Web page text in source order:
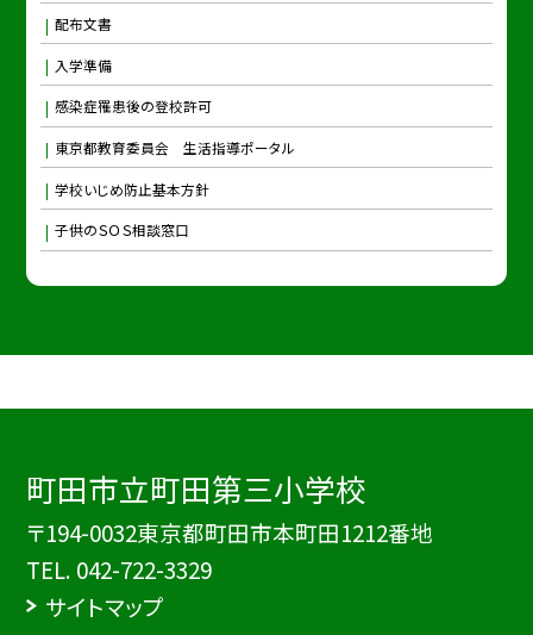
配布文書
入学準備
感染症罹患後の登校許可
東京都教育委員会 生活指導ポータル
学校いじめ防止基本方針
子供のＳＯＳ相談窓口
町田市立町田第三小学校
〒194-0032東京都町田市本町田1212番地
TEL. 042-722-3329
サイトマップ